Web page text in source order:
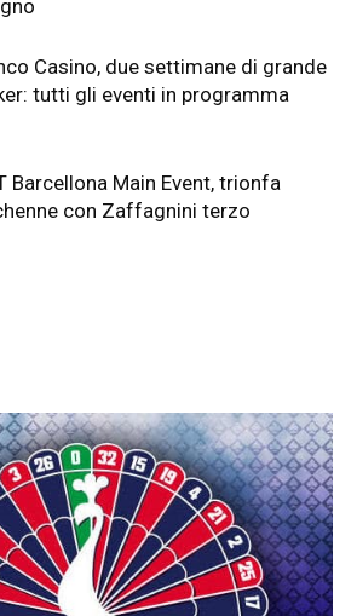
Casino, due settimane di grande
tutti gli eventi in programma
Barcellona Main Event, trionfa
con Zaffagnini terzo